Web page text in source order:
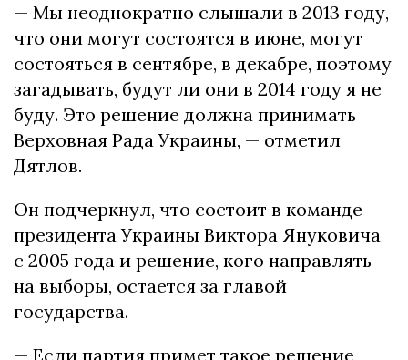
— Мы неоднократно слышали в 2013 году,
что они могут состоятся в июне, могут
состояться в сентябре, в декабре, поэтому
загадывать, будут ли они в 2014 году я не
буду. Это решение должна принимать
Верховная Рада Украины, — отметил
Дятлов.
Он подчеркнул, что состоит в команде
президента Украины Виктора Януковича
с 2005 года и решение, кого направлять
на выборы, остается за главой
государства.
— Если партия примет такое решение,